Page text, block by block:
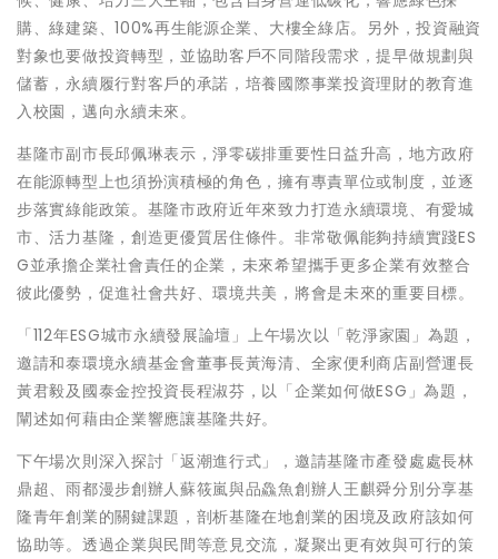
購、綠建築、100%再生能源企業、大樓全綠店。另外，投資融資
對象也要做投資轉型，並協助客戶不同階段需求，提早做規劃與
儲蓄，永續履行對客戶的承諾，培養國際事業投資理財的教育進
入校園，邁向永續未來。
基隆市副市長邱佩琳表示，淨零碳排重要性日益升高，地方政府
在能源轉型上也須扮演積極的角色，擁有專責單位或制度，並逐
步落實綠能政策。基隆市政府近年來致力打造永續環境、有愛城
市、活力基隆，創造更優質居住條件。非常敬佩能夠持續實踐ES
G並承擔企業社會責任的企業，未來希望攜手更多企業有效整合
彼此優勢，促進社會共好、環境共美，將會是未來的重要目標。
「112年ESG城市永續發展論壇」上午場次以「乾淨家園」為題，
邀請和泰環境永續基金會董事長黃海清、全家便利商店副營運長
黃君毅及國泰金控投資長程淑芬，以「企業如何做ESG」為題，
闡述如何藉由企業響應讓基隆共好。
下午場次則深入探討「返潮進行式」，邀請基隆市產發處處長林
鼎超、雨都漫步創辦人蘇筱嵐與品鱻魚創辦人王麒舜分別分享基
隆青年創業的關鍵課題，剖析基隆在地創業的困境及政府該如何
協助等。透過企業與民間等意見交流，凝聚出更有效與可行的策